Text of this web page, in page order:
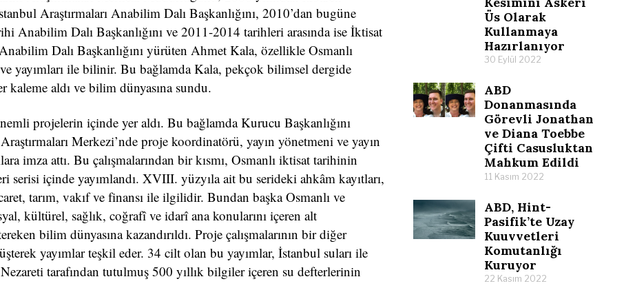
Araştırmaları Anabilim Dalı Başkanlığını, 2010’dan bugüne
Anabilim Dalı Başkanlığını ve 2011-2014 tarihleri arasında ise İktisat
Dalı Başkanlığını yürüten Ahmet Kala, özellikle Osmanlı
ve yayımları ile bilinir. Bu bağlamda Kala, pekçok bilimsel dergide
kaleme aldı ve bilim dünyasına sundu.
projelerin içinde yer aldı. Bu bağlamda Kurucu Başkanlığını
Merkezi’nde proje koordinatörü, yayın yönetmeni ve yayın
imza attı. Bu çalışmalarından bir kısmı, Osmanlı iktisat tarihinin
içinde yayımlandı. XVIII. yüzyıla ait bu serideki ahkâm kayıtları,
tarım, vakıf ve finansı ile ilgilidir. Bundan başka Osmanlı ve
kültürel, sağlık, coğrafî ve idarî ana konularını içeren alt
bilim dünyasına kazandırıldı. Proje çalışmalarının bir diğer
yayımlar teşkil eder. 34 cilt olan bu yayımlar, İstanbul suları ile
tarafından tutulmuş 500 yıllık bilgiler içeren su defterlerinin
Üs Olarak
Kullanmaya
Hazırlanıyor
30 Eylül 2022
ABD
Donanmasında
Görevli Jonathan
ve Diana Toebbe
Çifti Casusluktan
Mahkum Edildi
11 Kasım 2022
ABD, Hint-
Pasifik’te Uzay
Kuuvvetleri
Komutanlığı
Kuruyor
22 Kasım 2022